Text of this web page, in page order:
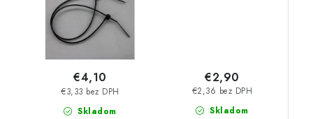
Skladom
€3,33 bez DPH
€4,10
Skladom
€2,36 bez DPH
€2,90